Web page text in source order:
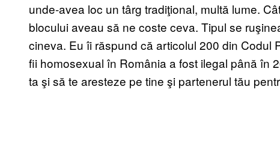
unde-avea loc un târg tradiţional, multă lume.
blocului aveau să ne coste ceva. Tipul se
cineva. Eu îi răspund că articolul 200 din Codul
fii homosexual în România a fost ilegal până în
ta şi să te aresteze pe tine şi partenerul tău